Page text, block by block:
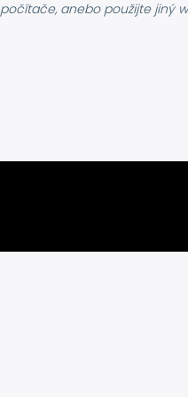
počítače, anebo použijte jiný